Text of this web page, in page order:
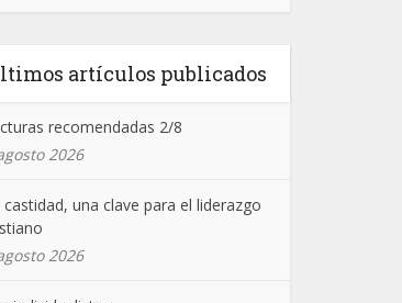
artículos publicados
recomendadas 2/8
2026
castidad, una clave para el liderazgo
2026